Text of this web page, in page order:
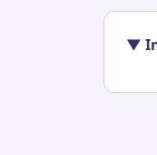
▼